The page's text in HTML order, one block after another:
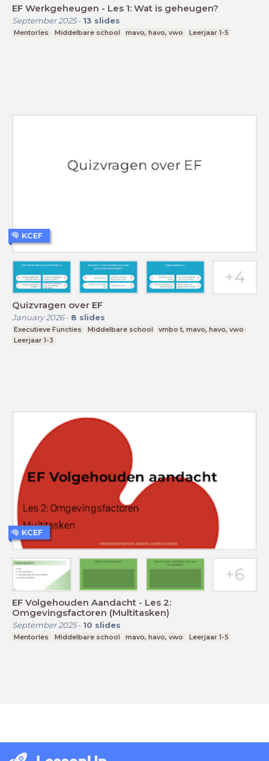
EF Werkgeheugen - Les 1: Wat is geheugen?
September 2025- 13 slides
Mentorles Middelbare school mavo, havo, vwo Leerjaar 1-5
Quizvragen over EF
January 2026- 8 slides
Executieve Functies Middelbare school
vmbo t, mavo, havo, vwo
Leerjaar 1-3
KCEF
EF Volgehouden Aandacht - Les 2:
Omgevingsfactoren (Multitasken)
September 2025- 10 slides
Mentorles Middelbare school mavo, havo, vwo Leerjaar 1-5
KCEF